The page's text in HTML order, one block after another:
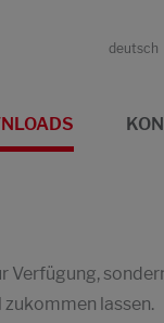
deutsch
lassen.